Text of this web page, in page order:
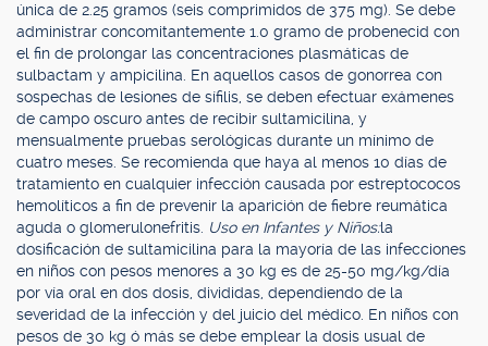
única de 2.25 gramos (seis comprimidos de 375 mg). Se debe
administrar concomitantemente 1.0 gramo de probenecid con
el fin de prolongar las concentraciones plasmáticas de
sulbactam y ampicilina. En aquellos casos de gonorrea con
sospechas de lesiones de sífilis, se deben efectuar exámenes
de campo oscuro antes de recibir sultamicilina, y
mensualmente pruebas serológicas durante un mínimo de
cuatro meses. Se recomienda que haya al menos 10 días de
tratamiento en cualquier infección causada por estreptococos
hemolíticos a fin de prevenir la aparición de fiebre reumática
aguda o glomerulonefritis. Uso en Infantes y Niños:la
dosificación de sultamicilina para la mayoría de las infecciones
en niños con pesos menores a 30 kg es de 25-50 mg/kg/día
por vía oral en dos dosis, divididas, dependiendo de la
severidad de la infección y del juicio del médico. En niños con
pesos de 30 kg ó más se debe emplear la dosis usual de